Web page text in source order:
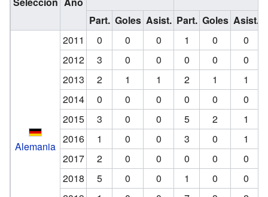
Part. Goles Asist. Part. Goles Asist.
Alemania
2011 0 0 0 1 0
0
2012
3 0 0 0 0
0
2013
2 1 1 2 1
1
2014
0 0 0 0 0
0
2015
3 0 0 5 2
1
2016
1 0 0 3 0
1
2017
2 0 0 0 0
0
2018
5 0 0 1 0
0